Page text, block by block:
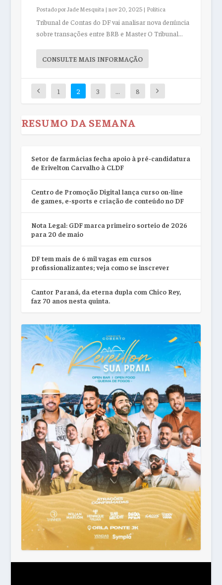
Postado porJade Mesquita | nov 20, 2025| Política
Tribunal de Contas do DF vai analisar nova denúncia
sobre transações entre BRB e Master O Tribunal...
CONSULTE MAIS INFORMAÇÃO
1 2 3 … 8
RESUMO DA SEMANA
Setor de farmácias fecha apoio à pré-candidatura
de Erivelton Carvalho à CLDF
Centro de Promoção Digital lança curso on-line
de games, e-sports e criação de conteúdo no DF
Nota Legal: GDF marca primeiro sorteio de 2026
para 20 de maio
DF tem mais de 6 mil vagas em cursos
profissionalizantes; veja como se inscrever
Cantor Paraná, da eterna dupla com Chico Rey,
faz 70 anos nesta quinta.